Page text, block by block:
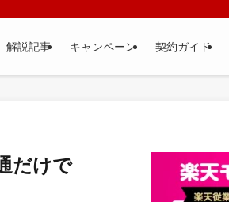
解説記事 キャンペーン 契約ガイド
だけで